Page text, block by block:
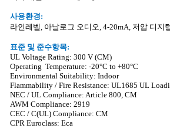
사용환경:
라인레벨, 아날로그 오디오, 4-20mA, 저압 디지
표준 및 준수항목:
UL Voltage Rating: 300 V (CM)
Operating Temperature: -20°C to +80°C
Environmental Suitability: Indoor
Flammability / Fire Resistance: UL1685 UL
NEC / UL Compliance: Article 800, CM
AWM Compliance: 2919
CEC / C(UL) Compliance: CM
CPR Euroclass: Eca